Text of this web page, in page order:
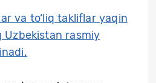
va to‘liq takliflar yaqin
Uzbekistan rasmiy